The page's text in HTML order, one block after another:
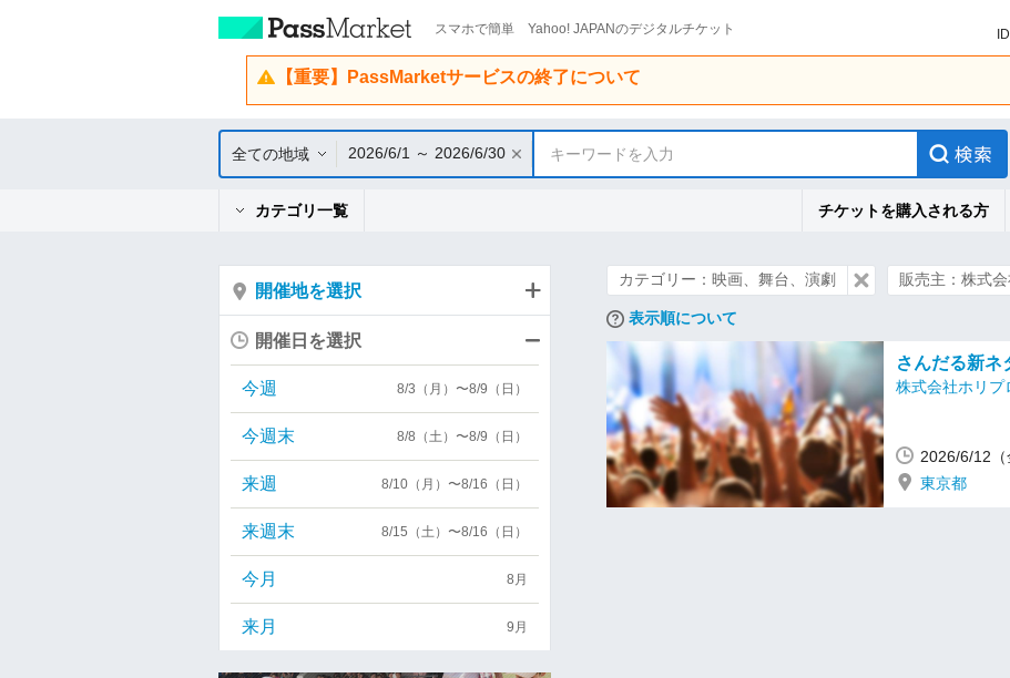
スマホで簡単 Yahoo! JAPANのデジタルチケット
【重要】PassMarketサービスの終了について
全ての地域 2026/6/1 ～ 2026/6/30 キーワードを入力
カテゴリ一覧 チケットを購入される方
カテゴリー：映画、舞台、演劇 販売主：株式
表示順について
さんだる新ネ
株式会社ホリプ
2026/6/12（
東京都
開催地を選択
開催日を選択
今週 8/3（月）〜8/9（日）
今週末 8/8（土）〜8/9（日）
来週 8/10（月）〜8/16（日）
来週末 8/15（土）〜8/16（日）
今月 8月
来月 9月